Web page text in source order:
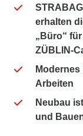
erhalten
„Büro“
ZÜBLIN-
Arbeiten
Neubau
und